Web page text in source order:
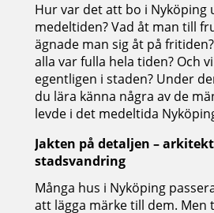
Hur var det att bo i Nyköping
medeltiden? Vad åt man till
ägnade man sig åt på
alla var fulla hela tiden? Och
egentligen i staden? Under
du lära känna några av de
levde i det medeltida
Jakten på detaljen –
stadsvandring
Många hus i Nyköping
att lägga märke till dem. Men